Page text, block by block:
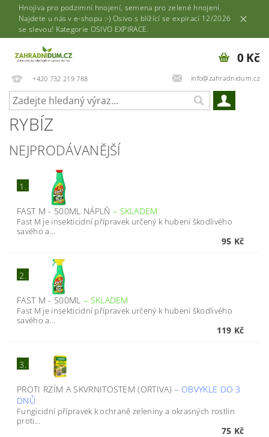
Hnojiva pro podzimní hnojení, semena pro zelené hnojení.
Najdete u nás v e-shopu :-) Osivo s blížící se expirací 12/2026
se slevou! Kategorie OSIVO EXPIRACE.
+420 732 219 788 info@zahradnidum.cz
0 Kč
RYBÍZ
NEJPRODÁVANĚJŠÍ
1.
FAST M - 500ML NÁPLŇ – SKLADEM
Fast M je insekticidní přípravek určený k hubení škodlivého
savého a...
95 Kč
2.
FAST M - 500ML – SKLADEM
Fast M je insekticidní přípravek určený k hubení škodlivého
savého a...
119 Kč
3.
PROTI RZÍM A SKVRNITOSTEM (ORTIVA)– OBVYKLE DO 3
DNŮ
Fungicidní přípravek k ochraně zeleniny a okrasných rostlin
proti...
75 Kč